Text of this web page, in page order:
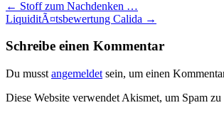
← Stoff zum Nachdenken …
LiquiditÃ¤tsbewertung Calida →
Schreibe einen Kommentar
Du musst angemeldet sein, um einen
Diese Website verwendet Akismet, um Spam zu